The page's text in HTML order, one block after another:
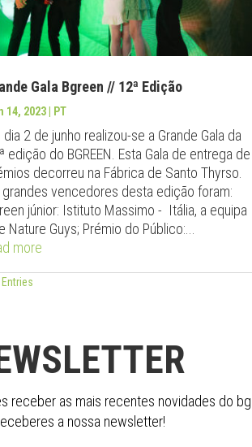
Gala Bgreen // 12ª Edição
14, 2023 PT
dia 2 de junho realizou-se a Grande Gala da
edição do BGREEN. Esta Gala de entrega de
decorreu na Fábrica de Santo Thyrso.
grandes vencedores desta edição foram:
júnior: Istituto Massimo - Itália, a equipa
Nature Guys; Prémio do Público:...
more
Entries
receber as mais recentes novidades do
a nossa newsletter!